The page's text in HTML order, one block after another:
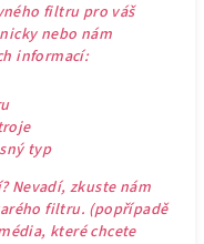
filtru pro váš
nebo nám
informací:
typ
Nevadí, zkuste nám
filtru. (popřípadě
které chcete